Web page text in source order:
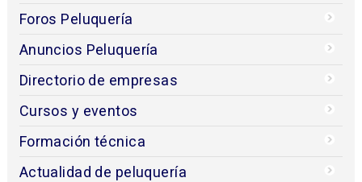
Foros Peluquería
Anuncios Peluquería
Directorio de empresas
Cursos y eventos
Formación técnica
Actualidad de peluquería